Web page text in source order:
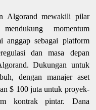
Algorand mewakili pilar
momentum
anggap sebagai platform
dan masa depan
Dukungan untuk
dengan manajer aset
$ 100 juta untuk proyek-
kontrak pintar. Dana